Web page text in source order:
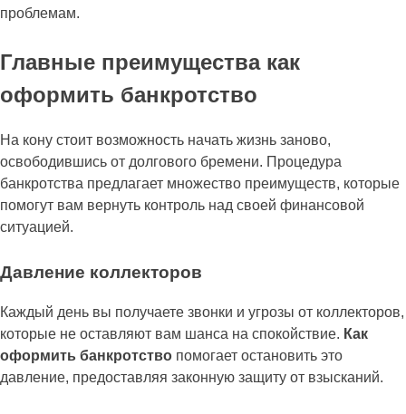
проблемам.
Главные преимущества как
оформить банкротство
На кону стоит возможность начать жизнь заново,
освободившись от долгового бремени. Процедура
банкротства предлагает множество преимуществ, которые
помогут вам вернуть контроль над своей финансовой
ситуацией.
Давление коллекторов
Каждый день вы получаете звонки и угрозы от коллекторов,
которые не оставляют вам шанса на спокойствие. Как
оформить банкротство помогает остановить это
давление, предоставляя законную защиту от взысканий.